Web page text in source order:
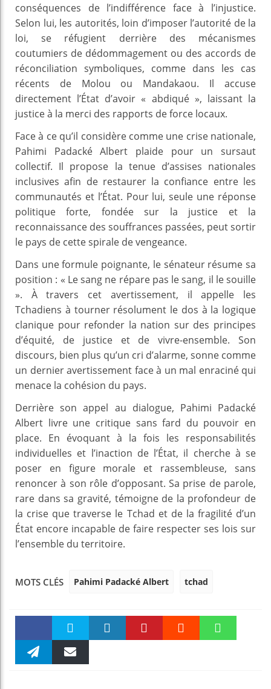
conséquences de l’indifférence face à l’injustice.
Selon lui, les autorités, loin d’imposer l’autorité de la
loi, se réfugient derrière des mécanismes
coutumiers de dédommagement ou des accords de
réconciliation symboliques, comme dans les cas
récents de Molou ou Mandakaou. Il accuse
directement l’État d’avoir « abdiqué », laissant la
justice à la merci des rapports de force locaux.
Face à ce qu’il considère comme une crise nationale,
Pahimi Padacké Albert plaide pour un sursaut
collectif. Il propose la tenue d’assises nationales
inclusives afin de restaurer la confiance entre les
communautés et l’État. Pour lui, seule une réponse
politique forte, fondée sur la justice et la
reconnaissance des souffrances passées, peut sortir
le pays de cette spirale de vengeance.
Dans une formule poignante, le sénateur résume sa
position : « Le sang ne répare pas le sang, il le souille
». À travers cet avertissement, il appelle les
Tchadiens à tourner résolument le dos à la logique
clanique pour refonder la nation sur des principes
d’équité, de justice et de vivre-ensemble. Son
discours, bien plus qu’un cri d’alarme, sonne comme
un dernier avertissement face à un mal enraciné qui
menace la cohésion du pays.
Derrière son appel au dialogue, Pahimi Padacké
Albert livre une critique sans fard du pouvoir en
place. En évoquant à la fois les responsabilités
individuelles et l’inaction de l’État, il cherche à se
poser en figure morale et rassembleuse, sans
renoncer à son rôle d’opposant. Sa prise de parole,
rare dans sa gravité, témoigne de la profondeur de
la crise que traverse le Tchad et de la fragilité d’un
État encore incapable de faire respecter ses lois sur
l’ensemble du territoire.
MOTS CLÉS Pahimi Padacké Albert tchad
Faceboo Twitter